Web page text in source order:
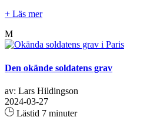
+ Läs mer
M
Den okände soldatens grav
av: Lars Hildingson
2024-03-27
Lästid 7 minuter